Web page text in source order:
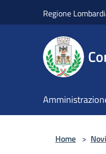
Regione
Home >